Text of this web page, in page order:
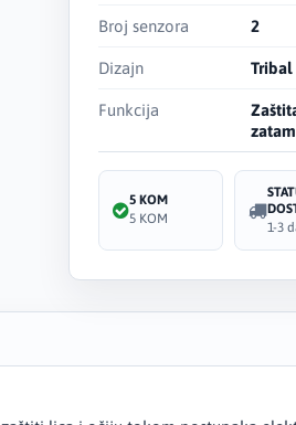
Broj senzora 2
Dizajn Tribal
Funkcija
5 KOM
5 KOM
1-3